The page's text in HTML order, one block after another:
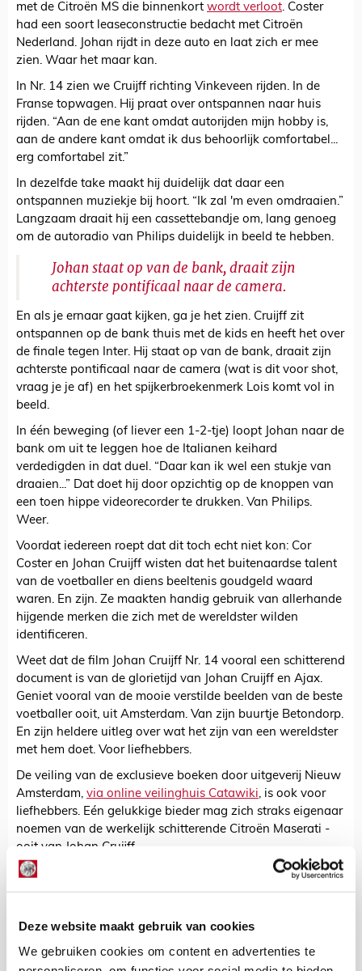
Deze website maakt gebruik van cookies
We gebruiken cookies om content en advertenties te
met de Citroën MS die binnenkort wordt verloot. Coster
had een soort leaseconstructie bedacht met Citroën
Nederland. Johan rijdt in deze auto en laat zich er mee
zien. Waar het maar kan.
In Nr. 14 zien we Cruijff richting Vinkeveen rijden. In de
Franse topwagen. Hij praat over ontspannen naar huis
rijden. “Aan de ene kant omdat autorijden mijn hobby is,
aan de andere kant omdat ik dus behoorlijk comfortabel...
erg comfortabel zit.”
In dezelfde take maakt hij duidelijk dat daar een
ontspannen muziekje bij hoort. “Ik zal 'm even omdraaien.”
Langzaam draait hij een cassettebandje om, lang genoeg
om de autoradio van Philips duidelijk in beeld te hebben.
Johan staat op van de bank, draait zijn
achterste pontificaal naar de camera.
En als je ernaar gaat kijken, ga je het zien. Cruijff zit
ontspannen op de bank thuis met de kids en heeft het over
de finale tegen Inter. Hij staat op van de bank, draait zijn
achterste pontificaal naar de camera (wat is dit voor shot,
vraag je je af) en het spijkerbroekenmerk Lois komt vol in
beeld.
In één beweging (of liever een 1-2-tje) loopt Johan naar de
bank om uit te leggen hoe de Italianen keihard
verdedigden in dat duel. “Daar kan ik wel een stukje van
draaien...” Dat doet hij door opzichtig op de knoppen van
een toen hippe videorecorder te drukken. Van Philips.
Weer.
Voordat iedereen roept dat dit toch echt niet kon: Cor
Coster en Johan Cruijff wisten dat het buitenaardse talent
van de voetballer en diens beeltenis goudgeld waard
waren. En zijn. Ze maakten handig gebruik van allerhande
hijgende merken die zich met de wereldster wilden
identificeren.
Weet dat de film Johan Cruijff Nr. 14 vooral een schitterend
document is van de glorietijd van Johan Cruijff en Ajax.
Geniet vooral van de mooie verstilde beelden van de beste
voetballer ooit, uit Amsterdam. Van zijn buurtje Betondorp.
En zijn heldere uitleg over wat het zijn van een wereldster
met hem doet. Voor liefhebbers.
De veiling van de exclusieve boeken door uitgeverij Nieuw
Amsterdam, via online veilinghuis Catawiki, is ook voor
liefhebbers. Eén gelukkige bieder mag zich straks eigenaar
noemen van de werkelijk schitterende Citroën Maserati -
ooit van Johan Cruijff.
En zo levert deze parel-op-wielen toch weer geld op voor
het goede doel: de Cruyff Foundation.
Bekijk alle berichten van Erol Erdogan